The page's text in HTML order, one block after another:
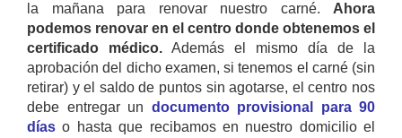
la mañana para renovar nuestro carné. Ahora
podemos renovar en el centro donde obtenemos el
certificado médico. Además el mismo día de la
aprobación del dicho examen, si tenemos el carné (sin
retirar) y el saldo de puntos sin agotarse, el centro nos
debe entregar un documento provisional para 90
días o hasta que recibamos en nuestro domicilio el